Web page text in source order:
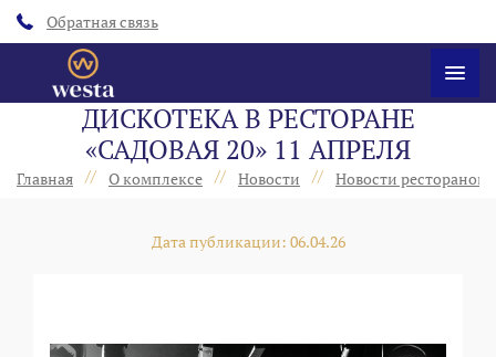
Обратная связь
ДИСКОТЕКА В РЕСТОРАНЕ
«САДОВАЯ 20» 11 АПРЕЛЯ
Главная // О комплексе // Новости // Новости ресторанов
Дата публикации: 06.04.26